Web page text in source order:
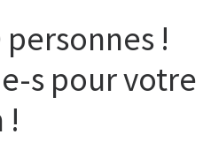
personnes !
s pour votre
!